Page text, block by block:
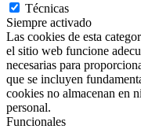
Técnicas
Siempre activado
Las cookies de esta
el sitio web funcione
necesarias para
que se incluyen
cookies no almacenan en
personal.
Funcionales